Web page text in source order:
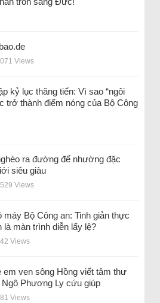
Views
kỷ lục thăng tiến: Vì sao “ngôi
trở thành điểm nóng của Bộ Công
ra đường để nhường đặc
siêu giàu
Views
máy Bộ Công an: Tinh giản thực
là màn trình diễn lấy lệ?
Views
em ven sông Hồng viết tâm thư
Ngô Phương Ly cứu giúp
Views